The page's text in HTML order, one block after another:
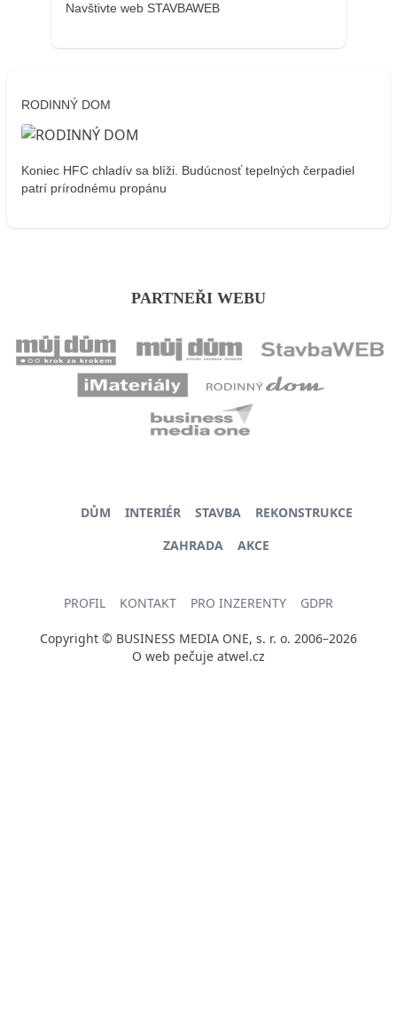
Navštivte web STAVBAWEB
RODINNÝ DOM
Koniec HFC chladív sa blíži. Budúcnosť tepelných čerpadiel
patrí prírodnému propánu
PARTNEŘI WEBU
DŮM INTERIÉR STAVBA
REKONSTRUKCE
ZAHRADA
AKCE
PROFIL KONTAKT PRO INZERENTY GDPR
Copyright © BUSINESS MEDIA ONE, s. r. o. 2006–2026